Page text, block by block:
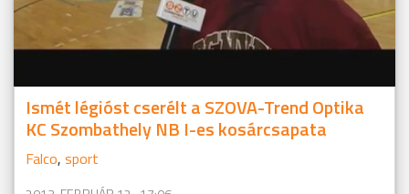
Ismét légióst cserélt a SZOVA-Trend Optika
KC Szombathely NB I-es kosárcsapata
Falco, sport